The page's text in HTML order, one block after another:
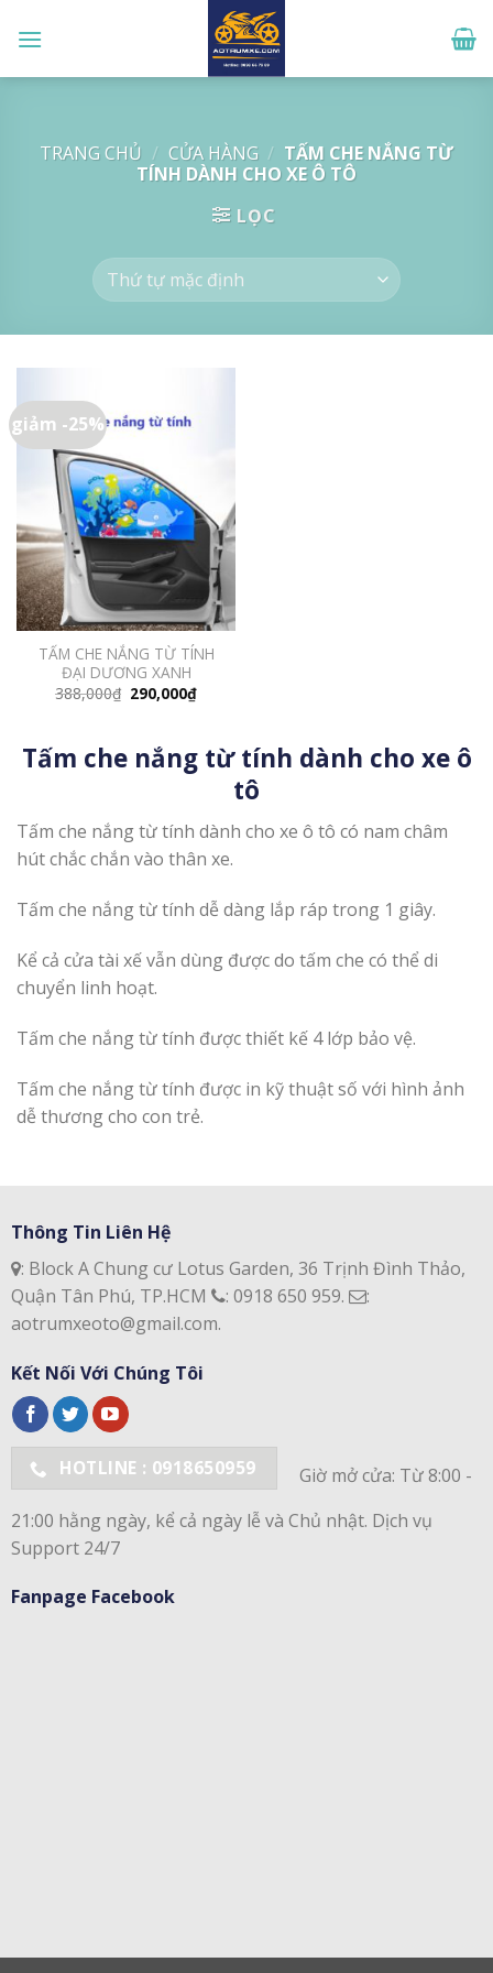
TRANG CHỦ / CỬA HÀNG / TẤM CHE NẮNG TỪ
TÍNH DÀNH CHO XE Ô TÔ
LỌC
giảm -25%
TẤM CHE NẮNG TỪ TÍNH
ĐẠI DƯƠNG XANH
388,000₫ Giá
gốc
290,000₫Giá
290,000₫.
Tấm che nắng từ tính dành cho xe ô
tô
Tấm che nắng từ tính dành cho xe ô tô có nam châm
hút chắc chắn vào thân xe.
Tấm che nắng từ tính dễ dàng lắp ráp trong 1 giây.
Kể cả cửa tài xế vẫn dùng được do tấm che có thể di
chuyển linh hoạt.
Tấm che nắng từ tính được thiết kế 4 lớp bảo vệ.
Tấm che nắng từ tính được in kỹ thuật số với hình ảnh
dễ thương cho con trẻ.
Thông Tin Liên Hệ
: Block A Chung cư Lotus Garden, 36 Trịnh Đình Thảo,
Quận Tân Phú, TP.HCM
: 0918 650 959.
:
aotrumxeoto@gmail.com.
Kết Nối Với Chúng Tôi
HOTLINE : 0918650959
Giờ mở cửa: Từ 8:00 -
21:00 hằng ngày, kể cả ngày lễ và Chủ nhật. Dịch vụ
Support 24/7
Fanpage Facebook